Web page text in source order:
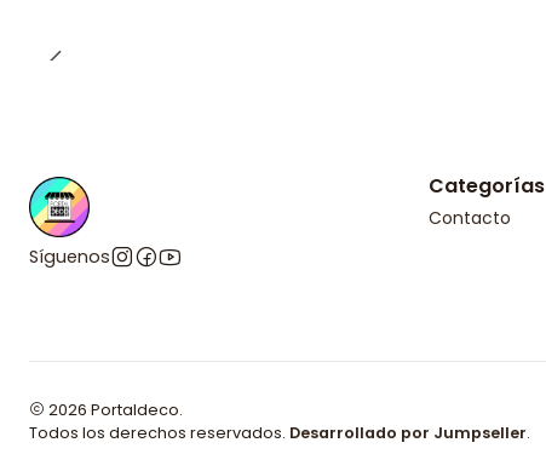
Síguenos
Categorías
Contacto
2026 Portaldeco.
Todos los derechos reservados. Desarrollado por Jumpseller.